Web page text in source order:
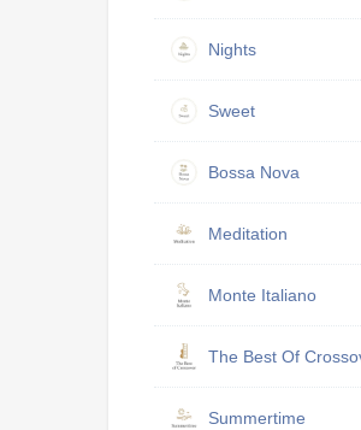
Nights
Sweet
Bossa Nova
Meditation
Monte Italiano
The Best Of
Summertime